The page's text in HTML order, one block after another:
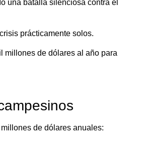
una batalla silenciosa contra el
prácticamente solos.
millones de dólares al año para
de dólares anuales: